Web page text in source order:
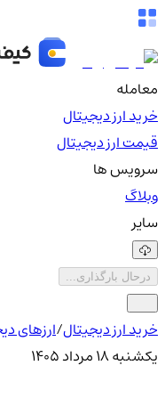
معامله
خرید ارز دیجیتال
قیمت ارز دیجیتال
سرویس ها
وبلاگ
سایر
درحال بارگذاری...
خرید ارز دیجیتال/ارزهای
یکشنبه ۱۸ مرداد ۱۴۰۵